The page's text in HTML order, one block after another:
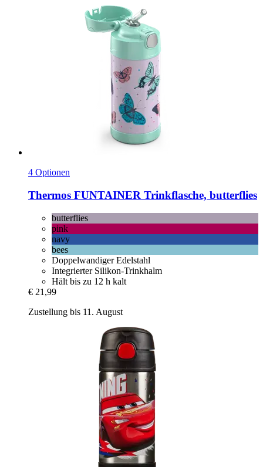
4 Optionen
Thermos FUNTAINER Trinkflasche, butterflies
butterflies
pink
navy
bees
Doppelwandiger Edelstahl
Integrierter Silikon-Trinkhalm
Hält bis zu 12 h kalt
€ 21,99
Zustellung bis 11. August